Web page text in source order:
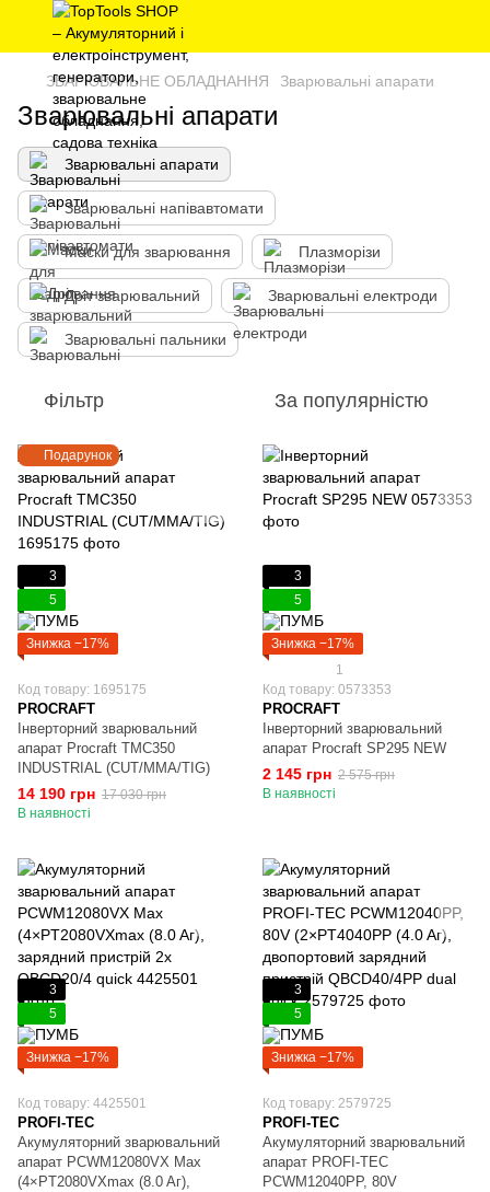
ЗВАРЮВАЛЬНЕ ОБЛАДНАННЯ Зварювальні апарати
Зварювальні апарати
Зварювальні апарати
Зварювальні напівавтомати
Маски для зварювання Плазморізи
Дріт зварювальний Зварювальні електроди
Зварювальні пальники
Фільтр За популярністю
Подарунок
3
5
Знижка −17%
Код товару: 1695175
PROCRAFT
Інверторний зварювальний
апарат Procraft TMC350
INDUSTRIAL (CUT/MMA/TIG)
14 190 грн 17 030 грн
В наявності
3
5
Знижка −17%
1
Код товару: 0573353
PROCRAFT
Інверторний зварювальний
апарат Procraft SP295 NEW
2 145 грн 2 575 грн
В наявності
3
5
Знижка −17%
Код товару: 4425501
PROFI-TEC
Акумуляторний зварювальний
апарат PCWM12080VX Max
(4×PT2080VXmax (8.0 Aг),
3
5
Знижка −17%
Код товару: 2579725
PROFI-TEC
Акумуляторний зварювальний
апарат PROFI-TEC
PCWM12040PP, 80V